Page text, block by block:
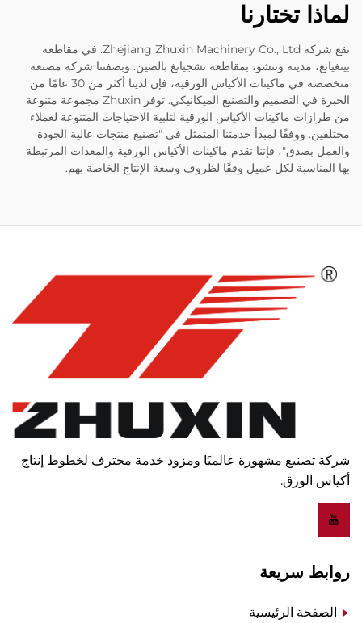
لماذا تختارنا
تقع شركة Zhejiang Zhuxin Machinery Co., Ltd. في مقاطعة
بينغيانغ، مدينة ونتشو، بمقاطعة تشجيانغ بالصين. وبصفتنا شركة مصنعة
متخصصة في ماكينات الأكياس الورقية، فإن لدينا أكثر من 30 عامًا من
الخبرة في التصميم والتصنيع الميكانيكي. توفر Zhuxin مجموعة متنوعة
من طرازات ماكينات الأكياس الورقية لتلبية الاحتياجات المتنوعة لعملاء
مختلفين. ووفقًا لمبدأ خدمتنا المتمثل في "تصنيع منتجات عالية الجودة
والعمل بصدق"، فإننا نقدم ماكينات الأكياس الورقية والمعدات المرتبطة
بها المناسبة لكل عميل وفقًا لظروف وسعة الإنتاج الخاصة بهم.
شركة تصنيع مشهورة عالميًا ومزود خدمة محترف لخطوط إنتاج
أكياس الورق.
روابط سريعة
الصفحة الرئيسية